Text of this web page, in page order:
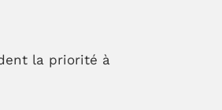
la priorité à